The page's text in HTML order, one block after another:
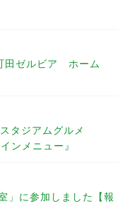
ゼルビア ホーム
タジアムグルメ
ンメニュー』
」に参加しました【報